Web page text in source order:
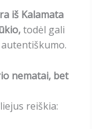
iš Kalamata
todėl gali
nematai, bet
reiškia: